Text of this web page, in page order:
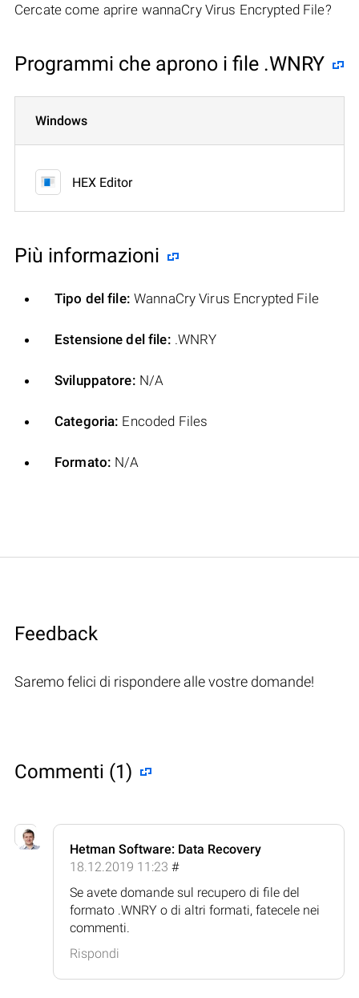
Cercate come aprire wannaCry Virus Encrypted File?
Programmi che aprono i file .WNRY
Windows
HEX Editor
Più informazioni
Tipo del file: WannaCry Virus Encrypted File
Estensione del file: .WNRY
Sviluppatore: N/A
Categoria: Encoded Files
Formato: N/A
Feedback
Saremo felici di rispondere alle vostre domande!
Commenti (1)
Hetman Software: Data Recovery
18.12.2019 11:23 #
Se avete domande sul recupero di file del
formato .WNRY o di altri formati, fatecele nei
commenti.
Rispondi